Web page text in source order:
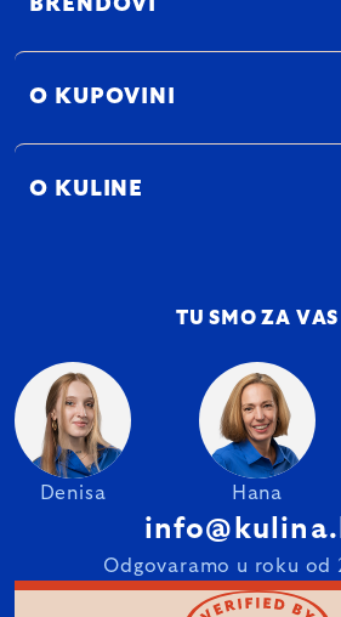
BRENDOVI
O KUPOVINI
O KULINE
TU SMO ZA VAS
Denisa Hana
Odgovaramo u roku od